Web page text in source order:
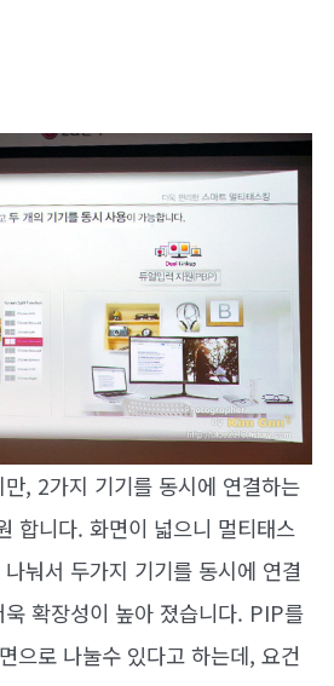
, 2가지 기기를 동시에 연결하는
합니다. 화면이 넓으니 멀티태스
눠서 두가지 기기를 동시에 연결
확장성이 높아 졌습니다. PIP를
으로 나눌수 있다고 하는데, 요건